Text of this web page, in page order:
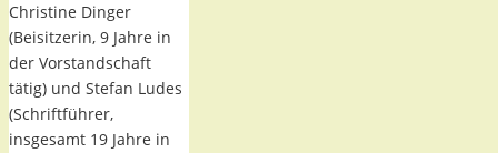
Christine Dinger
(Beisitzerin, 9 Jahre in
der Vorstandschaft
tätig) und Stefan Ludes
(Schriftführer,
insgesamt 19 Jahre in